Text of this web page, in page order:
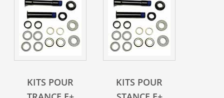
KITS POUR
KITS POUR